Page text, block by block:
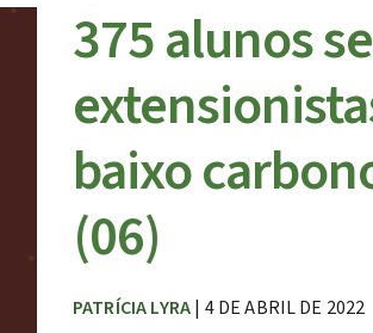
375 alunos
baixo
(06)
PATRÍCIA LYRA| 4 DE ABRIL DE 2022